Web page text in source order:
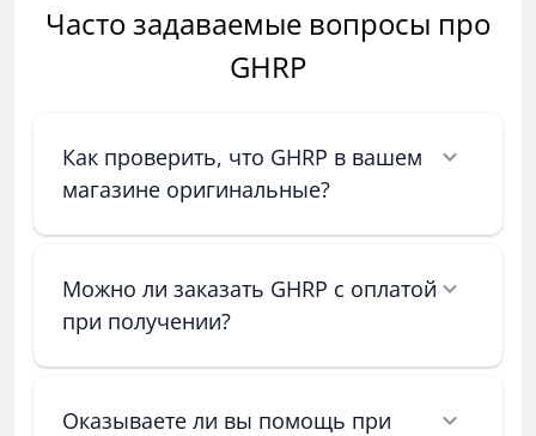
Часто задаваемые вопросы про
GHRP
Как проверить, что GHRP в вашем
магазине оригинальные?
Можно ли заказать GHRP с оплатой
при получении?
Оказываете ли вы помощь при